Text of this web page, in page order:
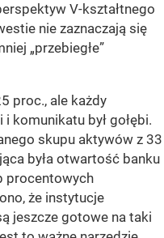
V-kształtnego
nie zaznaczają się
„przebiegłe”
proc., ale każdy
komunikatu był gołębi.
skupu aktywów z 33
była otwartość banku
procentowych
że instytucje
jeszcze gotowe na taki